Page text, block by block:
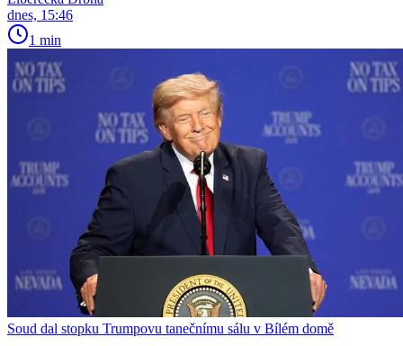
dnes, 15:46
1 min
Soud dal stopku Trumpovu tanečnímu sálu v Bílém domě